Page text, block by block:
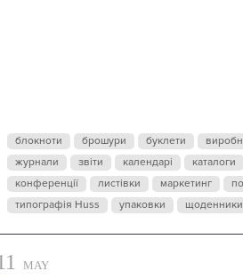
–
блокноти брошури буклети
журнали
звіти календарі каталоги
конференції
листівки маркетинг
типографія Huss
упаковки щоденники
MAY